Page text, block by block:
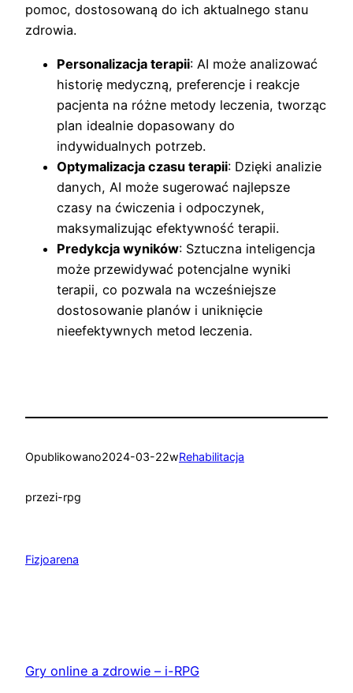
pomoc, dostosowaną do ich aktualnego stanu
zdrowia.
Personalizacja terapii: AI może analizować
historię medyczną, preferencje i reakcje
pacjenta na różne metody leczenia, tworząc
plan idealnie dopasowany do
indywidualnych potrzeb.
Optymalizacja czasu terapii: Dzięki analizie
danych, AI może sugerować najlepsze
czasy na ćwiczenia i odpoczynek,
maksymalizując efektywność terapii.
Predykcja wyników: Sztuczna inteligencja
może przewidywać potencjalne wyniki
terapii, co pozwala na wcześniejsze
dostosowanie planów i uniknięcie
nieefektywnych metod leczenia.
Opublikowano2024-03-22wRehabilitacja
przezi-rpg
Fizjoarena
Gry online a zdrowie – i-RPG